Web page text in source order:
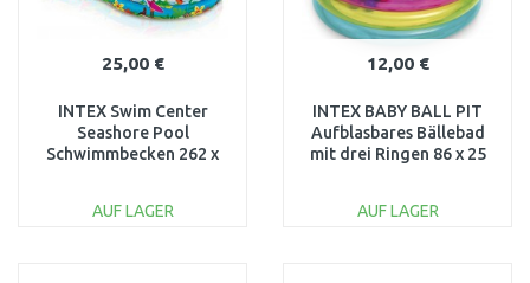
25,00 €
INTEX Swim Center
Seashore Pool
Schwimmbecken 262 x
AUF LAGER
12,00 €
INTEX BABY BALL PIT
Aufblasbares Bällebad
mit drei Ringen 86 x 25
AUF LAGER